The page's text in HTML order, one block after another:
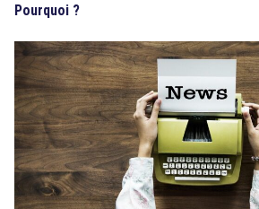
Pourquoi ?